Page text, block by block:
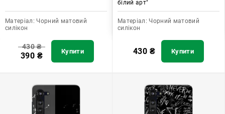
Матеріал: Чорний матовий
силікон
430₴
390 ₴ Купити
білий арт"
Матеріал: Чорний матовий
силікон
430 ₴ Купити